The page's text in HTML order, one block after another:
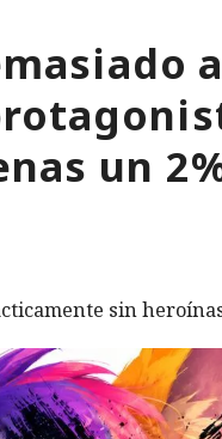
un
sin